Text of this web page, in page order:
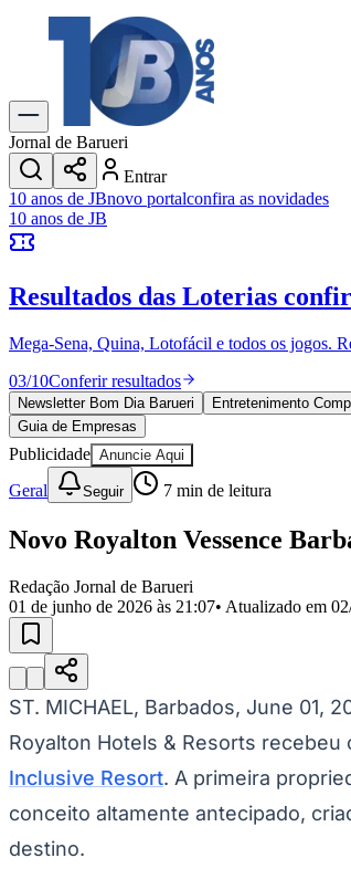
Explore Tudo
Últimas Notícias
Previsão do Tempo
Trânsito e Rotas
Dia a Dia & Lazer
Transportes
Gastronomia
Cinema & Shows
JogosNovo
Anuncie no Portal
Cadastrar Empresa
Divulgar Vagas Novo
Publicidade Legal
Política
Eleições
Esportes
Saúde
Segurança
Cultura
Obras
Educação
Bairros de Barueri
Selecione sua região
AldeiaAldeia da Serra
MilitarItapeviJandiraJardim Audir Jardim Belval
CristinaJardim Maria Helena Jardim Mutinga
AldeinhaOsascoParque dos CamargosParque
CondeVila Engenho NovoVila Márcia Vila
Para Sua Empresa
Guia de Empresas
Jornal de Barueri
Entrar
10 anos de JBnovo portalconfira as novidades
10 anos de JB
Resultados das Loterias
Mega-Sena, Quina, Lotofácil e todos os jogos.
03/10Conferir resultados
Newsletter Bom Dia Barueri Entretenimento
Guia de Empresas
Publicidade Anuncie Aqui
Geral Seguir 7 min de leitura
Novo Royalton Vessence
Redação Jornal de Barueri
01 de junho de 2026 às 21:07• Atualizado em
ST. MICHAEL, Barbados, June 01,
Royalton Hotels & Resorts
Inclusive Resort. A primeira
conceito altamente antecipado,
destino.